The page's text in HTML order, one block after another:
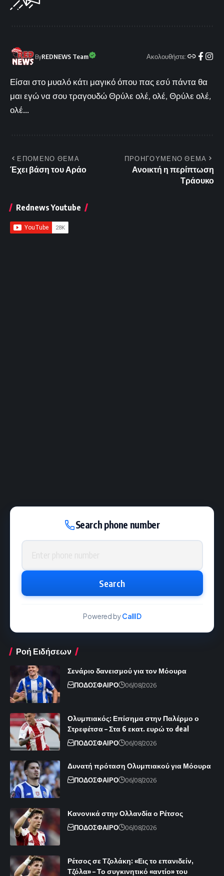
ByREDNEWS Team Ακολουθήστε:
Είσαι στο μυαλό κάτι μαγικό όπου πας εσύ πάντα θα
μαι εγώ να σου τραγουδώ Θρύλε ολέ, ολέ, Θρύλε ολέ,
ολέ...
ΕΠΟΜΕΝΟ ΘΕΜΑ
Έχει βάση του Αράο
ΠΡΟΗΓΟΥΜΕΝΟ ΘΕΜΑ
Ανοικτή η περίπτωση
Τράουκο
Rednews Youtube
Search phone number
Phone number
Search
Powered byCallID
Ροή Ειδήσεων
Σενάριο δανεισμού για τον Μόουρα
ΠΟΔΟΣΦΑΙΡΟ 06/08/2026
Ολυμπιακός: Επίσημα στην Παλέρμο ο
Στρεφέτσα – Στα 6 εκατ. ευρώ το deal
ΠΟΔΟΣΦΑΙΡΟ 06/08/2026
Δυνατή πρόταση Ολυμπιακού για Μόουρα
ΠΟΔΟΣΦΑΙΡΟ 06/08/2026
Κανονικά στην Ολλανδία ο Ρέτσος
ΠΟΔΟΣΦΑΙΡΟ 06/08/2026
Ρέτσος σε Τζολάκη: «Εις το επανιδείν,
Τζόλα» – Το συγκινητικό «αντίο» του